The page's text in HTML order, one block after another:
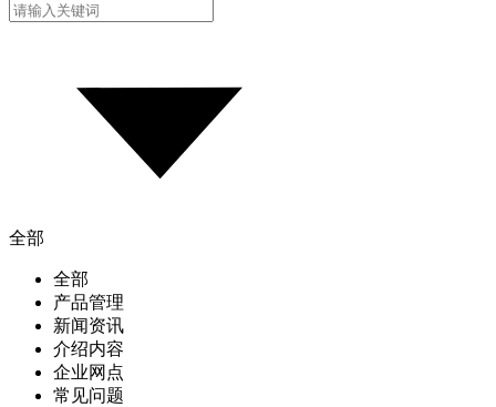
全部
全部
产品管理
新闻资讯
介绍内容
企业网点
常见问题